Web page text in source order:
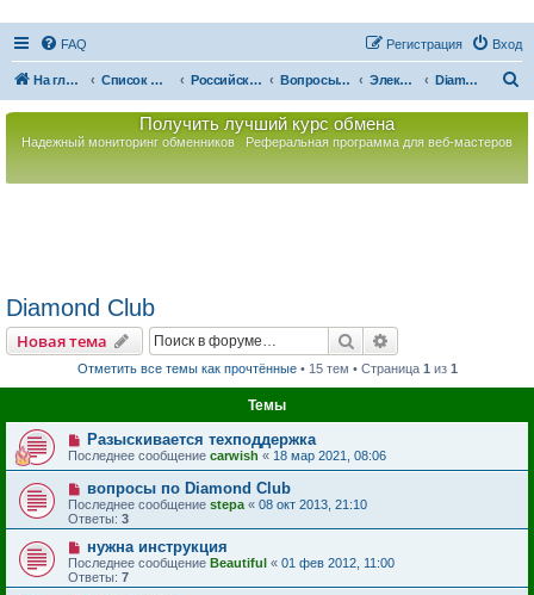
FAQ Вход
Регистрация
На главную Список форумов Российская Ассоциация Развития Игорного Бизнеса Вопросы по игорному оборудованию Электронные рулетки Diamond Club
Получить лучший курс обмена
Надежный мониторинг обменников Реферальная программа для веб-мастеров
Diamond Club
Новая тема Поиск
Отметить все темы как прочтённые• 15 тем • Страница 1 из 1
Темы
Разыскивается техподдержка
Последнее сообщение carwish « 18 мар 2021, 08:06
вопросы по Diamond Club
Последнее сообщение stepa « 08 окт 2013, 21:10
Ответы: 3
нужна инструкция
Последнее сообщение Beautiful « 01 фев 2012, 11:00
Ответы: 7